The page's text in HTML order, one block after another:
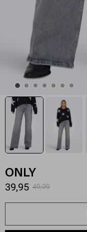
ONLY
39,95 49,99